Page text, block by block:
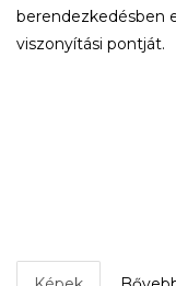
berendezkedésben
viszonyítási pontját.